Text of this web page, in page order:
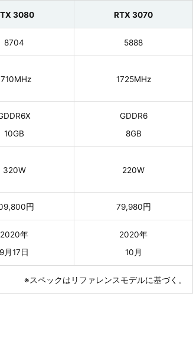
3080 RTX 3070
8704 5888
1725MHz
10GB
GDDR6
8GB
320W 220W
円 79,980円
2020年
9月17日
2020年
10月
※スペックはリファレンスモデルに基づく。